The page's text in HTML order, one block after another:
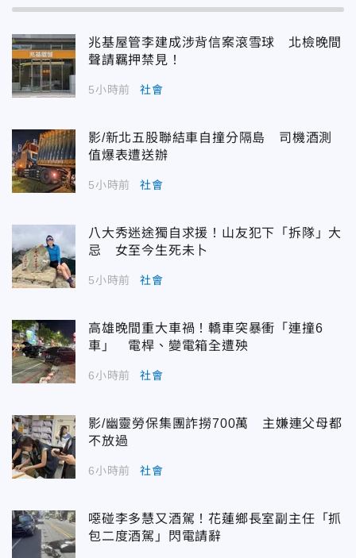
兆基屋管李建成涉背信案滾雪球 北檢晚間
聲請羈押禁見！
5小時前 社會
影/新北五股聯結車自撞分隔島 司機酒測
值爆表遭送辦
5小時前 社會
八大秀迷途獨自求援！山友犯下「拆隊」大
忌 女至今生死未卜
5小時前 社會
高雄晚間重大車禍！轎車突暴衝「連撞6
車」 電桿、變電箱全遭殃
6小時前 社會
影/幽靈勞保集團詐撈700萬 主嫌連父母都
不放過
6小時前 社會
噁碰李多慧又酒駕！花蓮鄉長室副主任「抓
包二度酒駕」閃電請辭